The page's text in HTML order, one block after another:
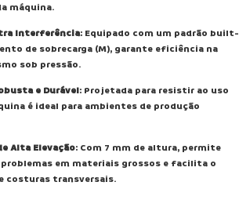
máquina.
Interferência: Equipado com um padrão built-
de sobrecarga (M), garante eficiência na
sob pressão.
e Durável: Projetada para resistir ao uso
é ideal para ambientes de produção
Alta Elevação: Com 7 mm de altura, permite
em materiais grossos e facilita o
costuras transversais.